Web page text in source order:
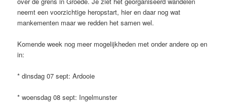
neemt een voorzichtige heropstart, hier en daar nog wat
mankementen maar we redden het samen wel.
Komende week nog meer mogelijkheden met onder andere op en
in:
* dinsdag 07 sept: Ardooie
* woensdag 08 sept: Ingelmunster